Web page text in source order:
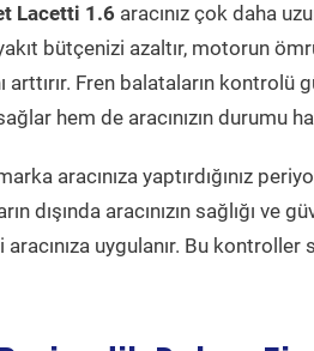
Lacetti 1.6 aracınız çok daha
bütçenizi azaltır, motorun
Fren balataların kontrolü
hem de aracınızın durumu
aracınıza yaptırdığınız
dışında aracınızın sağlığı ve
uygulanır. Bu kontroller